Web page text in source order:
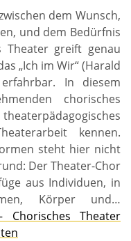
dem Wunsch,
und dem Bedürfnis
Theater greift genau
„Ich im Wir“ (Harald
In diesem
chorisches
kennen.
steht hier nicht
Der Theater-Chor
aus Individuen, in
Körper und…
Theater